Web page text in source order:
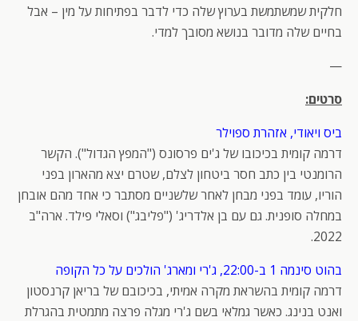
חלקית שמשתמשת בערוץ שלה כדי לדבר בפתיחות על מין – אבל
בחיים שלה מדובר בנושא מסובך למדי.
—
סרטים:
ביס ויאודי, אזהרת ספוילר
דרמה קומית בכיכובו של ג'ים פרסונס ("המפץ הגדול"). הקשר
הרומנטי בין כתב חסר ביטחון לצלם, שטרם יצא מהארון בפני
הוריו, עומד בפני מבחן לאחר שלשניים מסתבר כי אחד מהם אובחן
במחלה סופנית. גם עם בן אלדריג' ("פליבג") וסאלי פילד. ארה"ב
2022.
בהוט סינמה 1 ב-22:00, ג'רי ומארג' הולכים על כל הקופה
דרמה קומית בהשראת מקרה אמיתי, בכיכובם של בריאן קרנסטון
ואנט בנינג. כאשר גמלאי בשם ג'רי מגלה פרצה מתמטית בהגרלת